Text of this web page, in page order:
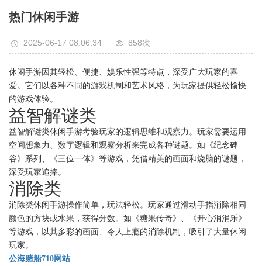
热门休闲手游
2025-06-17 08:06:34 858次
休闲手游因其轻松、便捷、娱乐性强等特点，深受广大玩家的喜
爱。它们以各种不同的游戏机制和艺术风格，为玩家提供轻松愉快
的游戏体验。
益智解谜类
益智解谜类休闲手游考验玩家的逻辑思维和观察力。玩家需要运用
空间想象力、数字逻辑和观察分析来完成各种谜题。如《纪念碑
谷》系列、《三位一体》等游戏，凭借精美的画面和烧脑的谜题，
深受玩家追捧。
消除类
消除类休闲手游操作简单，玩法轻松。玩家通过滑动手指消除相同
颜色的方块或水果，获得分数。如《糖果传奇》、《开心消消乐》
等游戏，以其多彩的画面、令人上瘾的消除机制，吸引了大量休闲
玩家。
公海赌船710网站